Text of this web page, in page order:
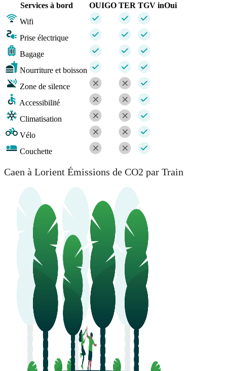
Services à bord
OUIGO TER TGV inOui
Wifi
Prise électrique
Bagage
Nourriture et boisson
Zone de silence
Accessibilité
Climatisation
Vélo
Couchette
Caen à Lorient Émissions de CO2 par Train